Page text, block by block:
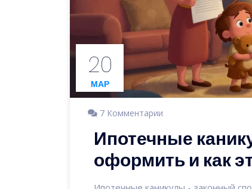
20
МАР
7 Комментарии
Ипотечные
оформить и как